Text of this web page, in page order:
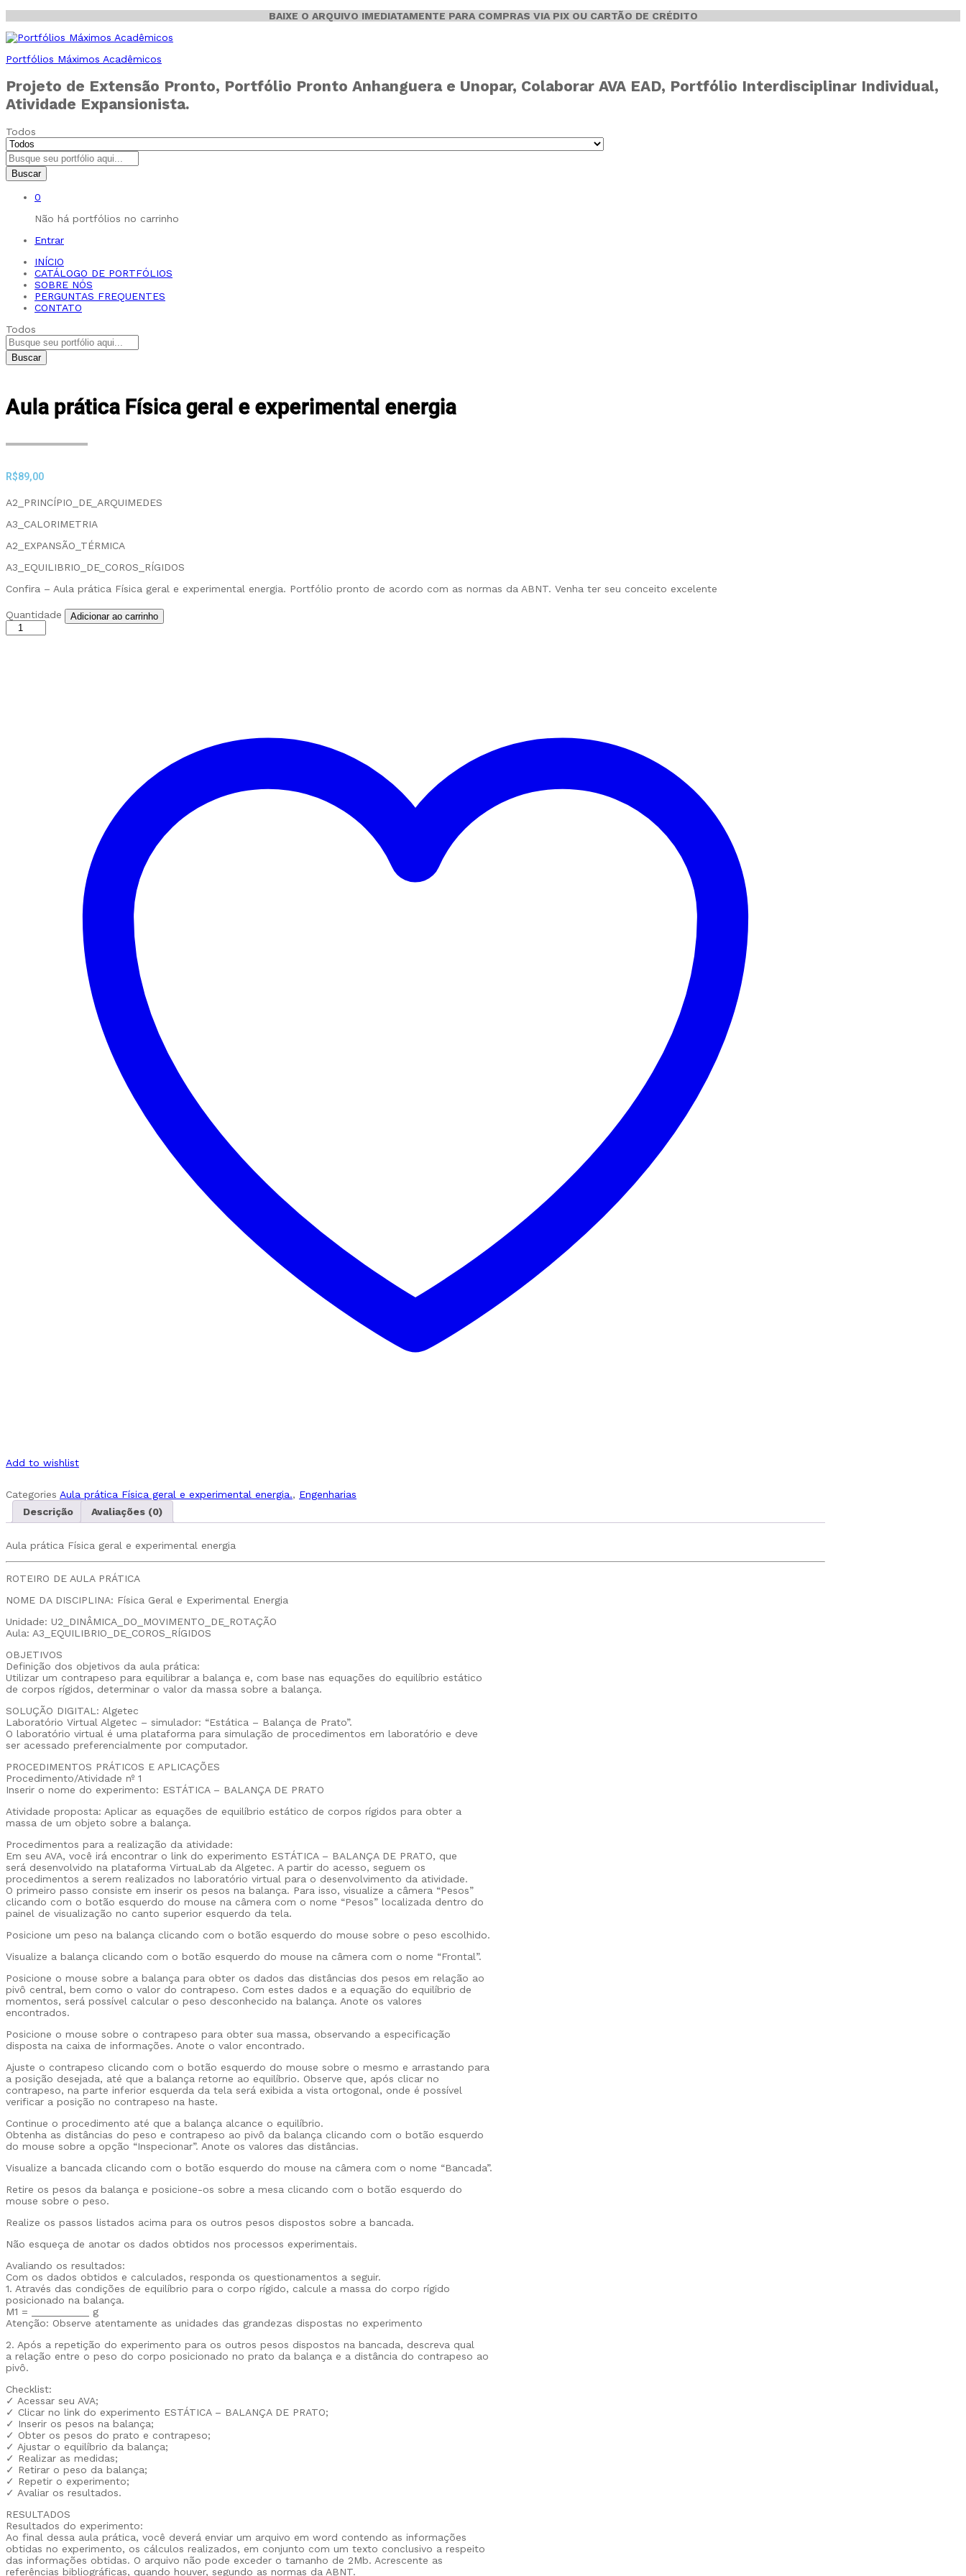
BAIXE O ARQUIVO IMEDIATAMENTE PARA COMPRAS VIA PIX OU CARTÃO DE CRÉDITO
Portfólios Máximos Acadêmicos
Projeto de Extensão Pronto, Portfólio Pronto Anhanguera e Unopar, Colaborar AVA EAD, Portfólio Interdisciplinar Individual,
Atividade Expansionista.
Todos
Buscar
0
Não há portfólios no carrinho
Entrar
INÍCIO
CATÁLOGO DE PORTFÓLIOS
SOBRE NÓS
PERGUNTAS FREQUENTES
CONTATO
Todos
Buscar
Aula prática Física geral e experimental energia
R$89,00
A2_PRINCÍPIO_DE_ARQUIMEDES
A3_CALORIMETRIA
A2_EXPANSÃO_TÉRMICA
A3_EQUILIBRIO_DE_COROS_RÍGIDOS
Confira – Aula prática Física geral e experimental energia. Portfólio pronto de acordo com as normas da ABNT. Venha ter seu conceito excelente
Aula
prática
Física
Quantidade Adicionar ao carrinho
Add to wishlist
Categories Aula prática Física geral e experimental energia., Engenharias
Descrição
Avaliações (0)
Aula prática Física geral e experimental energia
ROTEIRO DE AULA PRÁTICA
NOME DA DISCIPLINA: Física Geral e Experimental Energia
Unidade: U2_DINÂMICA_DO_MOVIMENTO_DE_ROTAÇÃO
Aula: A3_EQUILIBRIO_DE_COROS_RÍGIDOS
OBJETIVOS
Definição dos objetivos da aula prática:
Utilizar um contrapeso para equilibrar a balança e, com base nas equações do equilíbrio estático
de corpos rígidos, determinar o valor da massa sobre a balança.
SOLUÇÃO DIGITAL: Algetec
Laboratório Virtual Algetec – simulador: “Estática – Balança de Prato”.
O laboratório virtual é uma plataforma para simulação de procedimentos em laboratório e deve
ser acessado preferencialmente por computador.
PROCEDIMENTOS PRÁTICOS E APLICAÇÕES
Procedimento/Atividade nº 1
Inserir o nome do experimento: ESTÁTICA – BALANÇA DE PRATO
Atividade proposta: Aplicar as equações de equilíbrio estático de corpos rígidos para obter a
massa de um objeto sobre a balança.
Procedimentos para a realização da atividade:
Em seu AVA, você irá encontrar o link do experimento ESTÁTICA – BALANÇA DE PRATO, que
será desenvolvido na plataforma VirtuaLab da Algetec. A partir do acesso, seguem os
procedimentos a serem realizados no laboratório virtual para o desenvolvimento da atividade.
O primeiro passo consiste em inserir os pesos na balança. Para isso, visualize a câmera “Pesos”
clicando com o botão esquerdo do mouse na câmera com o nome “Pesos” localizada dentro do
painel de visualização no canto superior esquerdo da tela.
Posicione um peso na balança clicando com o botão esquerdo do mouse sobre o peso escolhido.
Visualize a balança clicando com o botão esquerdo do mouse na câmera com o nome “Frontal”.
Posicione o mouse sobre a balança para obter os dados das distâncias dos pesos em relação ao
pivô central, bem como o valor do contrapeso. Com estes dados e a equação do equilíbrio de
momentos, será possível calcular o peso desconhecido na balança. Anote os valores
encontrados.
Posicione o mouse sobre o contrapeso para obter sua massa, observando a especificação
disposta na caixa de informações. Anote o valor encontrado.
Ajuste o contrapeso clicando com o botão esquerdo do mouse sobre o mesmo e arrastando para
a posição desejada, até que a balança retorne ao equilíbrio. Observe que, após clicar no
contrapeso, na parte inferior esquerda da tela será exibida a vista ortogonal, onde é possível
verificar a posição no contrapeso na haste.
Continue o procedimento até que a balança alcance o equilíbrio.
Obtenha as distâncias do peso e contrapeso ao pivô da balança clicando com o botão esquerdo
do mouse sobre a opção “Inspecionar”. Anote os valores das distâncias.
Visualize a bancada clicando com o botão esquerdo do mouse na câmera com o nome “Bancada”.
Retire os pesos da balança e posicione-os sobre a mesa clicando com o botão esquerdo do
mouse sobre o peso.
Realize os passos listados acima para os outros pesos dispostos sobre a bancada.
Não esqueça de anotar os dados obtidos nos processos experimentais.
Avaliando os resultados:
Com os dados obtidos e calculados, responda os questionamentos a seguir.
1. Através das condições de equilíbrio para o corpo rígido, calcule a massa do corpo rígido
posicionado na balança.
M1 = __________ g
Atenção: Observe atentamente as unidades das grandezas dispostas no experimento
2. Após a repetição do experimento para os outros pesos dispostos na bancada, descreva qual
a relação entre o peso do corpo posicionado no prato da balança e a distância do contrapeso ao
pivô.
Checklist:
✓ Acessar seu AVA;
✓ Clicar no link do experimento ESTÁTICA – BALANÇA DE PRATO;
✓ Inserir os pesos na balança;
✓ Obter os pesos do prato e contrapeso;
✓ Ajustar o equilíbrio da balança;
✓ Realizar as medidas;
✓ Retirar o peso da balança;
✓ Repetir o experimento;
✓ Avaliar os resultados.
RESULTADOS
Resultados do experimento:
Ao final dessa aula prática, você deverá enviar um arquivo em word contendo as informações
obtidas no experimento, os cálculos realizados, em conjunto com um texto conclusivo a respeito
das informações obtidas. O arquivo não pode exceder o tamanho de 2Mb. Acrescente as
referências bibliográficas, quando houver, segundo as normas da ABNT.